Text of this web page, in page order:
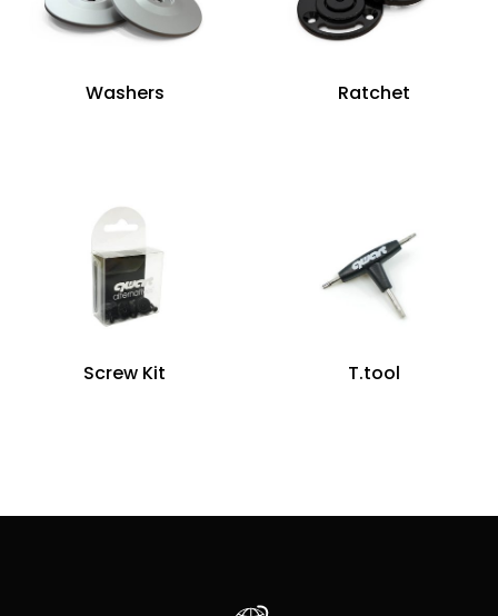
Washers Ratchet
Screw Kit T.tool